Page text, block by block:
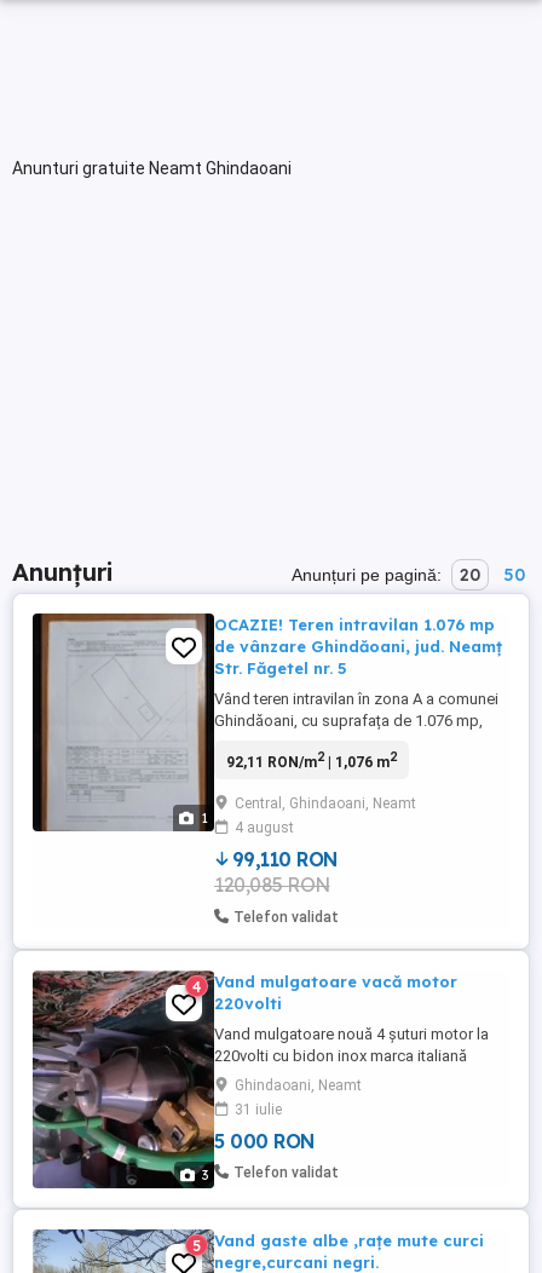
Anunturi gratuite Neamt Ghindaoani
Anunțuri Anunțuri pe pagină: 20 50
1
OCAZIE! Teren intravilan 1.076 mp
de vânzare Ghindăoani, jud. Neamț
Str. Făgetel nr. 5
Vând teren intravilan în zona A a comunei
Ghindăoani, cu suprafața de 1.076 mp,
aproximativ 500 700 m de Primărie.
deschidere generoasă de 22 ml la stradă
asfaltată; * teren intravilan, ideal pentru
construirea unei locuințe; * ...
92,11 RON/m2| 1,076 m2
Central, Ghindaoani, Neamt
4 august
99,110 RON
120,085 RON
Telefon validat
3
4
Vand mulgatoare vacă motor
220volti
Vand mulgatoare nouă 4 șuturi motor la
220volti cu bidon inox marca italiană
Ghindaoani, Neamt
31 iulie
5 000 RON
Telefon validat
5
Vand gaste albe ,rațe mute curci
negre,curcani negri.